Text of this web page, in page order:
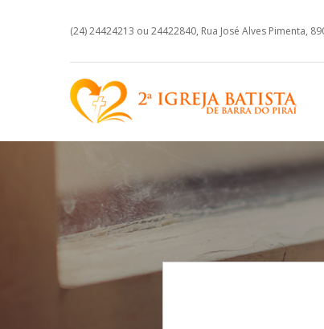
(24) 24424213 ou 24422840, Rua José Alves Pimenta,